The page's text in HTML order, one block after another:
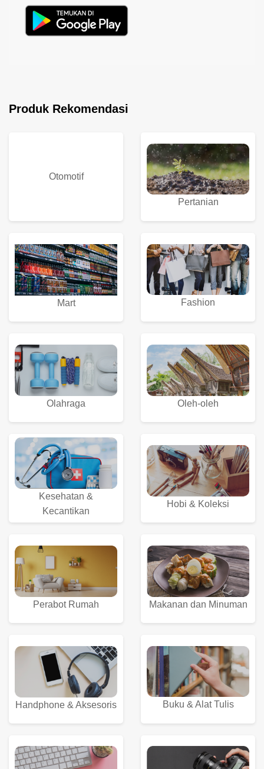
Produk Rekomendasi
Otomotif
Pertanian
Mart Fashion
Olahraga Oleh-oleh
Kesehatan &
Kecantikan
Hobi & Koleksi
Perabot Rumah Makanan dan Minuman
Handphone & Aksesoris Buku & Alat Tulis